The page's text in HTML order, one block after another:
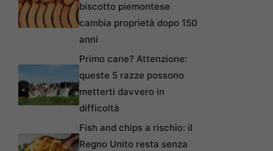
biscotto piemontese
cambia proprietà dopo 150
anni
Primo cane? Attenzione:
queste 5 razze possono
metterti davvero in
difficoltà
Fish and chips a rischio: il
Regno Unito resta senza